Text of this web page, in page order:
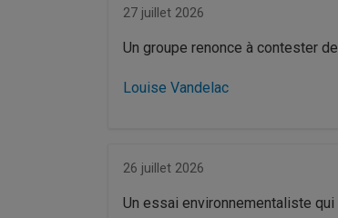
27 juillet 2026
Un groupe renonce à contester
Louise Vandelac
26 juillet 2026
Un essai environnementaliste qui